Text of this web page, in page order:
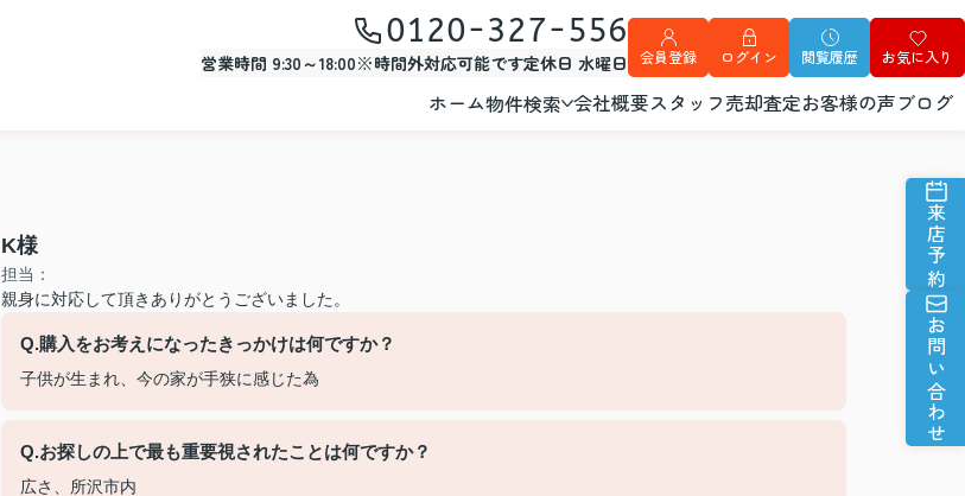
0120-327-556
営業時間 9:30～18:00※時間外対応可能です定休日 水曜日 会員登録 ログイン 閲覧履歴 お気に入り
ホーム物件検索 会社概要スタッフ売却査定お客様の声ブログ
来店予約
お問い合わせ
K様
担当：
親身に対応して頂きありがとうございました。
Q.購入をお考えになったきっかけは何ですか？
子供が生まれ、今の家が手狭に感じた為
Q.お探しの上で最も重要視されたことは何ですか？
広さ、所沢市内